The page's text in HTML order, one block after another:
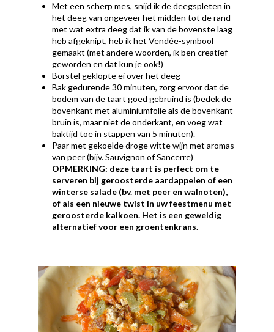
Met een scherp mes, snijd ik de deegspleten in
het deeg van ongeveer het midden tot de rand -
met wat extra deeg dat ik van de bovenste laag
heb afgeknipt, heb ik het Vendée-symbool
gemaakt (met andere woorden, ik ben creatief
geworden en dat kun je ook!)
Borstel geklopte ei over het deeg
Bak gedurende 30 minuten, zorg ervoor dat de
bodem van de taart goed gebruind is (bedek de
bovenkant met aluminiumfolie als de bovenkant
bruin is, maar niet de onderkant, en voeg wat
baktijd toe in stappen van 5 minuten).
Paar met gekoelde droge witte wijn met aromas
van peer (bijv. Sauvignon of Sancerre)
OPMERKING: deze taart is perfect om te
serveren bij geroosterde aardappelen of een
winterse salade (bv. met peer en walnoten),
of als een nieuwe twist in uw feestmenu met
geroosterde kalkoen. Het is een geweldig
alternatief voor een groentenkrans.